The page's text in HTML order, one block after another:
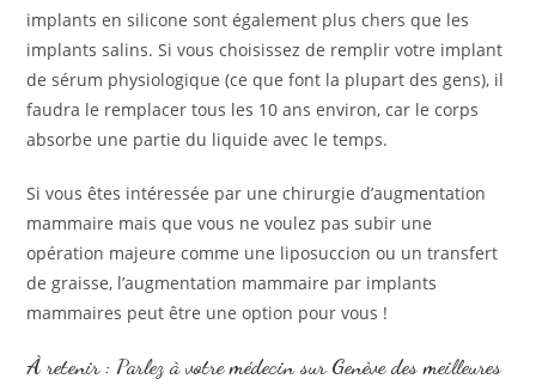
implants en silicone sont également plus chers que les
implants salins. Si vous choisissez de remplir votre implant
de sérum physiologique (ce que font la plupart des gens), il
faudra le remplacer tous les 10 ans environ, car le corps
absorbe une partie du liquide avec le temps.
Si vous êtes intéressée par une chirurgie d’augmentation
mammaire mais que vous ne voulez pas subir une
opération majeure comme une liposuccion ou un transfert
de graisse, l’augmentation mammaire par implants
mammaires peut être une option pour vous !
À retenir : Parlez à votre médecin sur Genève des meilleures